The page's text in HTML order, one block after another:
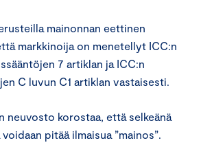
mainonnan eettinen
markkinoija on menetellyt ICC:n
7 artiklan ja ICC:n
C luvun C1 artiklan vastaisesti.
neuvosto korostaa, että selkeänä
pitää ilmaisua ”mainos”.